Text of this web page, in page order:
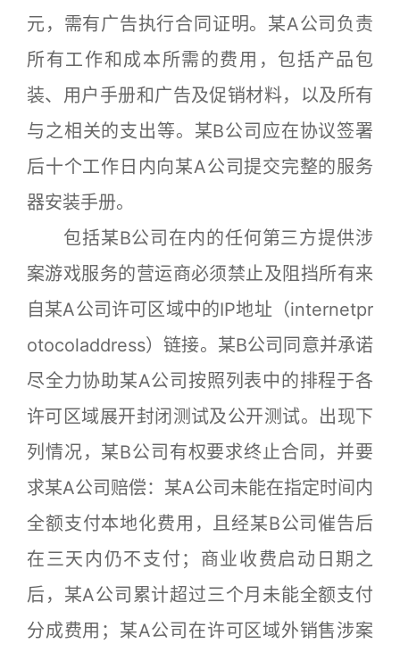
元，需有广告执行合同证明。某A公司负责
所有工作和成本所需的费用，包括产品包
装、用户手册和广告及促销材料，以及所有
与之相关的支出等。某B公司应在协议签署
后十个工作日内向某A公司提交完整的服务
器安装手册。
包括某B公司在内的任何第三方提供涉
案游戏服务的营运商必须禁止及阻挡所有来
自某A公司许可区域中的IP地址（internetpr
otocoladdress）链接。某B公司同意并承诺
尽全力协助某A公司按照列表中的排程于各
许可区域展开封闭测试及公开测试。出现下
列情况，某B公司有权要求终止合同，并要
求某A公司赔偿：某A公司未能在指定时间内
全额支付本地化费用，且经某B公司催告后
在三天内仍不支付；商业收费启动日期之
后，某A公司累计超过三个月未能全额支付
分成费用；某A公司在许可区域外销售涉案